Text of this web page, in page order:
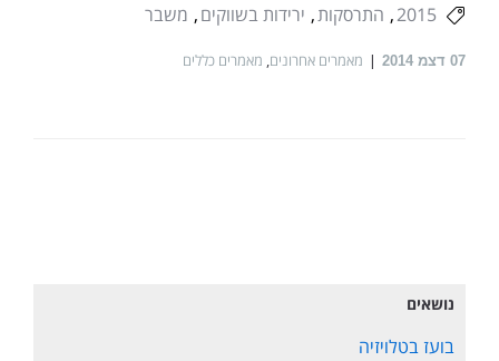
2015 התרסקות ירידות בשווקים משבר
07 דצמ 2014 מאמרים אחרונים, מאמרים כללים
נושאים
בועז בטלויזיה